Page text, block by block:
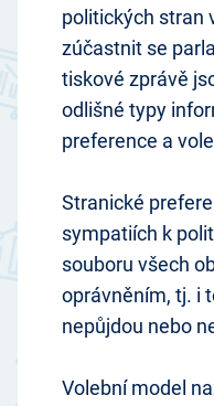
politických stran
zúčastnit se
tiskové zprávě
odlišné typy
preference a
Stranické
sympatiích k
souboru všech
oprávněním, tj. i
nepůjdou nebo
Volební model